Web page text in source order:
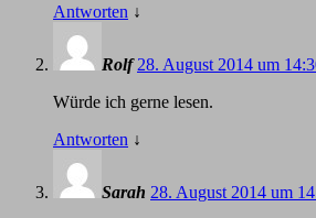
Antworten ↓
Rolf 28. August 2014 um
Würde ich gerne lesen.
Antworten ↓
Sarah 28. August 2014 um